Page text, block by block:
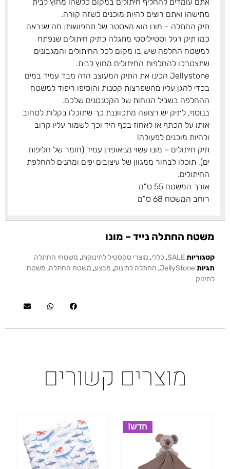
מתישהו ואתם רוצים להיות מוכנים כשזה קורה.
תיק החתלה – מונו הוא מאסטר של תחפושות: מה שנראה
כמו תיק רגיל וסטייליסטי מתגלה כתיק חיתולים שנפתח
למשטח החלפה שיש בו מקום לכל החיתולים והמגבונים
שתצטרכו להחלפות החיתולים מחוץ לבית.
Jellystone הכינו את התיק המעוצב הזה מבד עמיד במים
בכדי להגן עליו מהשפרצות קטנות והוסיפו ריפוד למשטח
ההחלפה בשביל הנוחות של הקטנטנים שלכם.
בנוסף, לתיק יש רצועה מתכווננת כך שתוכלו בקלות לסחוב
אותו על הכתף או לאחוז בכף היד וכך לשמור עליו קרוב
ולהיות מוכנים לפעולה!
תיק חיתולים – מונו עשוי מניאופרן עמיד (חומר של חליפות
ים), תוכלו לבחור ממגוון של עיצובים יפים ומהנים להחלפת
החיתולים.
אורך המשטח 55 ס”מ
רוחב המשטח 68 ס”מ
משטח החתלה נייד – מונו
קטגוריותSALE
, כללי, מוצרי טקסטיל לתינוקות, משטחי החתלה
תגיות JellyStone
, החתלה לתינוק, מבצע, משטח החתלה, משטח
לתינוק
מוצרים קשורים
חדש!